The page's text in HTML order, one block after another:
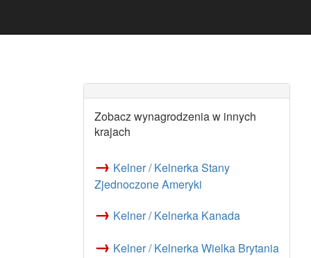
Zobacz wynagrodzenia w innych
krajach
→ Kelner / Kelnerka Stany
Zjednoczone Ameryki
→ Kelner / Kelnerka Kanada
→ Kelner / Kelnerka Wielka Brytania